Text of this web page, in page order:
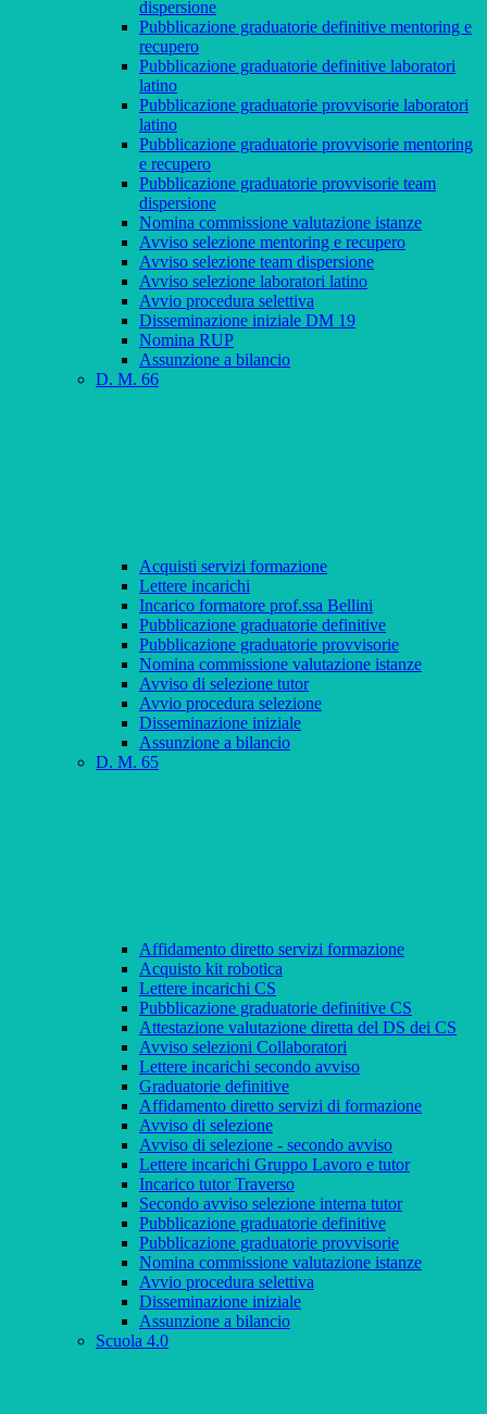
dispersione
Pubblicazione graduatorie definitive mentoring e
recupero
Pubblicazione graduatorie definitive laboratori
latino
Pubblicazione graduatorie provvisorie laboratori
latino
Pubblicazione graduatorie provvisorie mentoring
e recupero
Pubblicazione graduatorie provvisorie team
dispersione
Nomina commissione valutazione istanze
Avviso selezione mentoring e recupero
Avviso selezione team dispersione
Avviso selezione laboratori latino
Avvio procedura selettiva
Disseminazione iniziale DM 19
Nomina RUP
Assunzione a bilancio
D. M. 66
Acquisti servizi formazione
Lettere incarichi
Incarico formatore prof.ssa Bellini
Pubblicazione graduatorie definitive
Pubblicazione graduatorie provvisorie
Nomina commissione valutazione istanze
Avviso di selezione tutor
Avvio procedura selezione
Disseminazione iniziale
Assunzione a bilancio
D. M. 65
Affidamento diretto servizi formazione
Acquisto kit robotica
Lettere incarichi CS
Pubblicazione graduatorie definitive CS
Attestazione valutazione diretta del DS dei CS
Avviso selezioni Collaboratori
Lettere incarichi secondo avviso
Graduatorie definitive
Affidamento diretto servizi di formazione
Avviso di selezione
Avviso di selezione - secondo avviso
Lettere incarichi Gruppo Lavoro e tutor
Incarico tutor Traverso
Secondo avviso selezione interna tutor
Pubblicazione graduatorie definitive
Pubblicazione graduatorie provvisorie
Nomina commissione valutazione istanze
Avvio procedura selettiva
Disseminazione iniziale
Assunzione a bilancio
Scuola 4.0